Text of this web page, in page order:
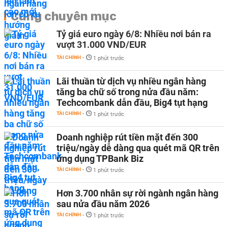
Cùng chuyên mục
Tỷ giá euro ngày 6/8: Nhiều nơi bán ra
vượt 31.000 VND/EUR
TÀI CHÍNH - 1 phút trước
Lãi thuần từ dịch vụ nhiều ngân hàng
tăng ba chữ số trong nửa đầu năm:
Techcombank dẫn đầu, Big4 tụt hạng
TÀI CHÍNH - 1 phút trước
Doanh nghiệp rút tiền mặt đến 300
triệu/ngày dễ dàng qua quét mã QR trên
ứng dụng TPBank Biz
TÀI CHÍNH - 1 phút trước
Hơn 3.700 nhân sự rời ngành ngân hàng
sau nửa đầu năm 2026
TÀI CHÍNH - 1 phút trước